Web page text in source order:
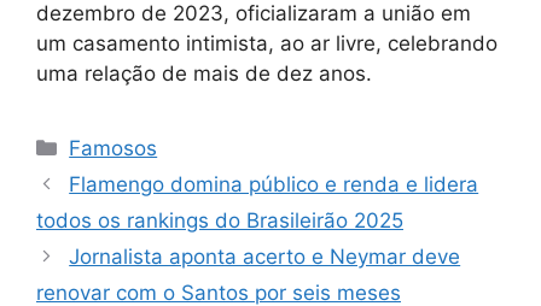
dezembro de 2023, oficializaram a união em
um casamento intimista, ao ar livre, celebrando
uma relação de mais de dez anos.
Categorias
Famosos
Flamengo domina público e renda e lidera
todos os rankings do Brasileirão 2025
Jornalista aponta acerto e Neymar deve
renovar com o Santos por seis meses